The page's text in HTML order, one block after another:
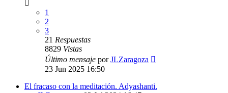
1
2
3
21 Respuestas
8829 Vistas
Último mensaje porJLZaragoza
23 Jun 2025 16:50
El fracaso con la meditación. Adyashanti.